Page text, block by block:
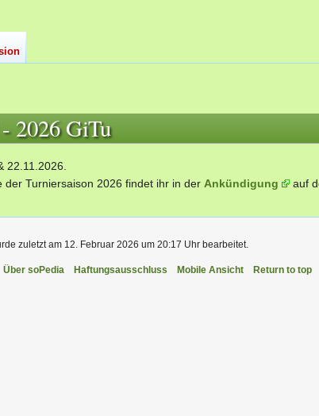
2026 GiTu
22.11.2026.
der Turniersaison 2026 findet ihr in der Ankündigung auf
zuletzt am 12. Februar 2026 um 20:17 Uhr bearbeitet.
Über soPedia Haftungsausschluss Mobile Ansicht Return to top